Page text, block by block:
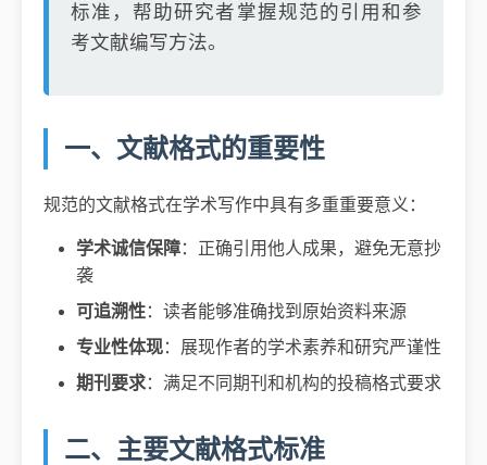
标准，帮助研究者掌握规范的引用和参
考文献编写方法。
一、文献格式的重要性
规范的文献格式在学术写作中具有多重重要意义：
学术诚信保障：正确引用他人成果，避免无意抄
袭
可追溯性：读者能够准确找到原始资料来源
专业性体现：展现作者的学术素养和研究严谨性
期刊要求：满足不同期刊和机构的投稿格式要求
二、主要文献格式标准